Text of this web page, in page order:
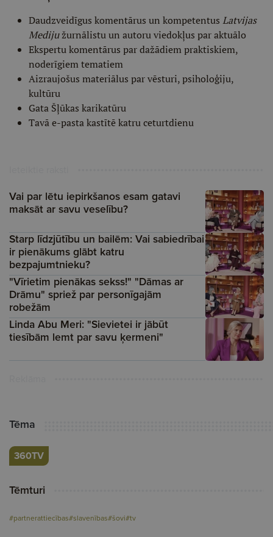
Daudzveidīgus komentārus un kompetentus Latvijas
Medijužurnālistu un autoru viedokļus par aktuālo
Ekspertu komentārus par dažādiem praktiskiem,
noderīgiem tematiem
Aizraujošus materiālus par vēsturi, psiholoģiju,
kultūru
Gata Šļūkas karikatūru
Tavā e-pasta kastītē katru ceturtdienu
Vai par lētu iepirkšanos esam gatavi
maksāt ar savu veselību?
Starp līdzjūtību un bailēm: Vai sabiedrībai
ir pienākums glābt katru
bezpajumtnieku?
"Vīrietim pienākas sekss!" "Dāmas ar
Drāmu" spriež par personīgajām
robežām
Linda Abu Meri: "Sievietei ir jābūt
tiesībām lemt par savu ķermeni"
Tēma
360TV
Tēmturi
#partnerattiecības#slavenības#šovi#tv